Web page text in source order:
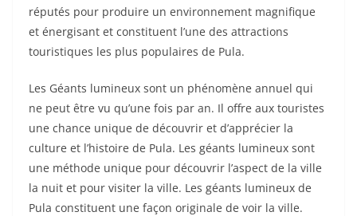
réputés pour produire un environnement magnifique
et énergisant et constituent l’une des attractions
touristiques les plus populaires de Pula.
Les Géants lumineux sont un phénomène annuel qui
ne peut être vu qu’une fois par an. Il offre aux touristes
une chance unique de découvrir et d’apprécier la
culture et l’histoire de Pula. Les géants lumineux sont
une méthode unique pour découvrir l’aspect de la ville
la nuit et pour visiter la ville. Les géants lumineux de
Pula constituent une façon originale de voir la ville.